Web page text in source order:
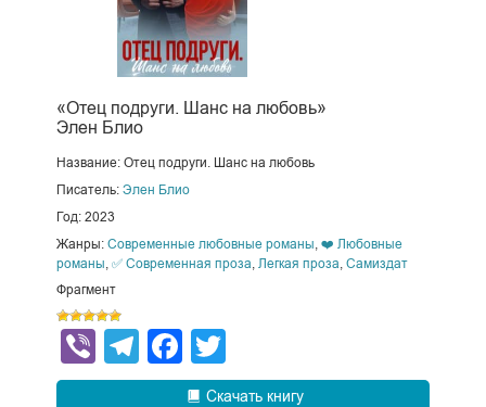
«Отец подруги. Шанс на любовь»
Элен Блио
Название: Отец подруги. Шанс на любовь
Писатель: Элен Блио
Год: 2023
Жанры: Современные любовные романы ❤️ Любовные
романы ✅ Современная проза Легкая проза Самиздат
Фрагмент
ViberTelegram
Facebook
Скачать книгу